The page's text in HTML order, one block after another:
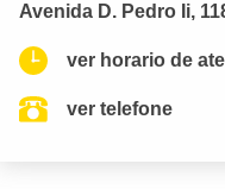
Avenida D. Pedro Ii,
ver horario de
ver telefone